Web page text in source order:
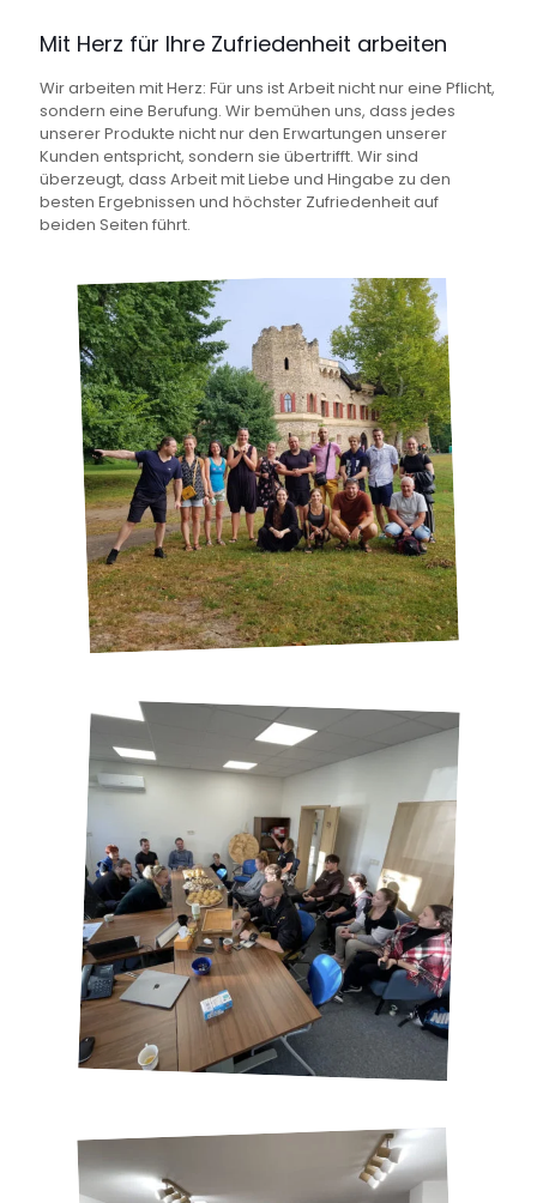
Mit Herz für Ihre Zufriedenheit arbeiten
Wir arbeiten mit Herz: Für uns ist Arbeit nicht nur eine Pflicht,
sondern eine Berufung. Wir bemühen uns, dass jedes
unserer Produkte nicht nur den Erwartungen unserer
Kunden entspricht, sondern sie übertrifft. Wir sind
überzeugt, dass Arbeit mit Liebe und Hingabe zu den
besten Ergebnissen und höchster Zufriedenheit auf
beiden Seiten führt.